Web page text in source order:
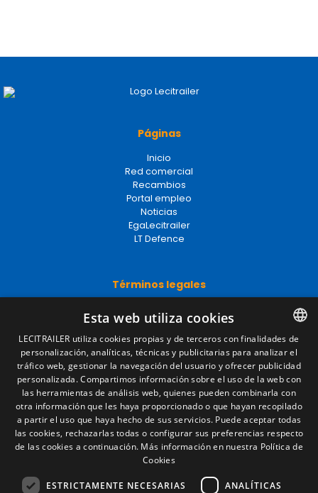
Red comercial
Recambios
Portal empleo
Noticias
EgaLecitrailer
LT Defence
Aviso legal
Política de privacidad
Política de cookies
Condiciones generales de venta
Gestionar cookies
Contacto
Camino de los Huertos, S/N. Apdo 100
50620 - Casetas (Zaragoza) SPAIN
+(34) 976 462 121
SPANISH
ENGLISH
FRENCH
ITALIAN
Esta web utiliza cookies
LECITRAILER utiliza cookies propias y de terceros con finalidades de
personalización, analíticas, técnicas y publicitarias para analizar el
tráfico web, gestionar la navegación del usuario y ofrecer publicidad
personalizada. Compartimos información sobre el uso de la web con
las herramientas de análisis web, quienes pueden combinarla con
otra información que les haya proporcionado o que hayan recopilado
a partir el uso que haya hecho de sus servicios. Puede aceptar todas
las cookies, rechazarlas todas o configurar sus preferencias respecto
de las cookies a continuación. Más información en nuestra Política de
Cookies
ESTRICTAMENTE NECESARIAS ANALÍTICAS